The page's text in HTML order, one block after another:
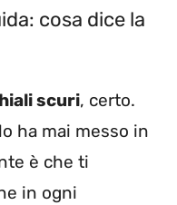
cosa dice la
scuri, certo.
ha mai messo in
è che ti
in ogni